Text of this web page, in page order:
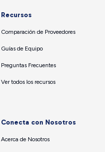
Recursos
Comparación de Proveedores
Guías de Equipo
Preguntas Frecuentes
Ver todos los recursos
Conecta con Nosotros
Acerca de Nosotros